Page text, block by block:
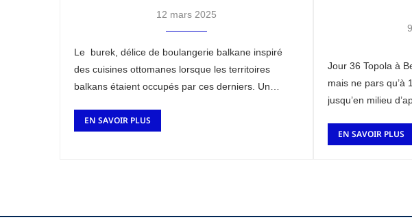
12 mars 2025
Le burek, délice de boulangerie balkane inspiré
des cuisines ottomanes lorsque les territoires
balkans étaient occupés par ces derniers. Un
EN SAVOIR PLUS
Jour 36 Topola à
mais ne pars qu’à
jusqu’en milieu
EN SAVOIR PLUS